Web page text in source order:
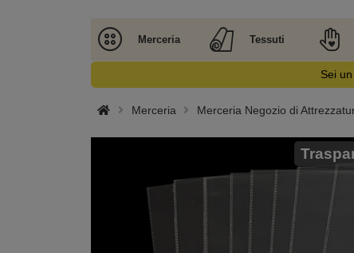
Merceria Tessuti
Sei
Merceria Merceria Negozio di